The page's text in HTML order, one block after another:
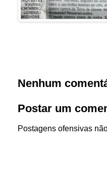
Nenhum
Postar um
Postagens ofensivas